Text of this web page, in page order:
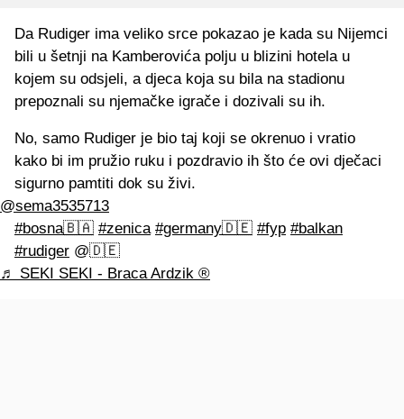
Da Rudiger ima veliko srce pokazao je kada su Nijemci
bili u šetnji na Kamberovića polju u blizini hotela u
kojem su odsjeli, a djeca koja su bila na stadionu
prepoznali su njemačke igrače i dozivali su ih.
No, samo Rudiger je bio taj koji se okrenuo i vratio
kako bi im pružio ruku i pozdravio ih što će ovi dječaci
sigurno pamtiti dok su živi.
@sema3535713
#bosna🇧🇦 #zenica #germany🇩🇪 #fyp #balkan
#rudiger @🇩🇪
♬ SEKI SEKI - Braca Ardzik ®